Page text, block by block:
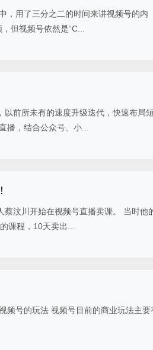
，用了三分之二的时间来讲视频号的内
但视频号依然是“C...
前所未有的速度升级迭代，快速布局
播，结合公众号、小...
汶川开始在视频号直播卖课。 当时他
课程，10天卖出...